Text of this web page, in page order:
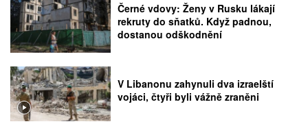
Černé vdovy: Ženy v Rusku lákají
rekruty do sňatků. Když padnou,
dostanou odškodnění
V Libanonu zahynuli dva izraelští
vojáci, čtyři byli vážně zraněni